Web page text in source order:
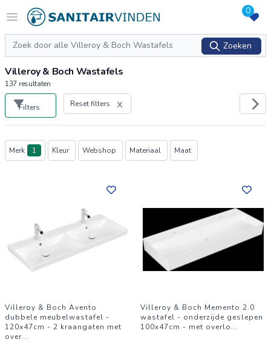
Open menu
Logo sanitairvinden.nl 0
Zoeken
Zoeken
Villeroy & Boch Wastafels
137 resultaten
Filters Reset filters
Producten
Merk 1 Kleur Webshop Materiaal Maat
Villeroy & Boch Avento
dubbele meubelwastafel -
120x47cm - 2 kraangaten met
over...
Villeroy & Boch Memento 2.0
wastafel - onderzijde geslepen
100x47cm - met overlo...